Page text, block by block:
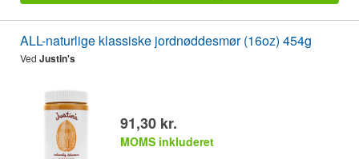
ALL-naturlige klassiske jordnøddesmør (16oz) 454g
Ved Justin's
91,30 kr.
MOMS inkluderet